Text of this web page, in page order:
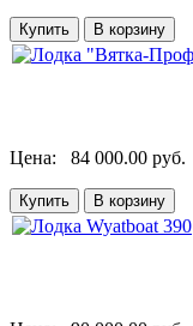
Цена: 84 000.00 руб.